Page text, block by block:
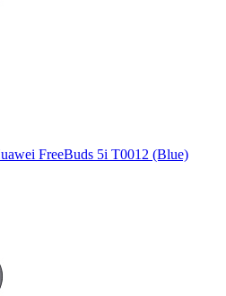
FreeBuds 5i T0012 (Blue)